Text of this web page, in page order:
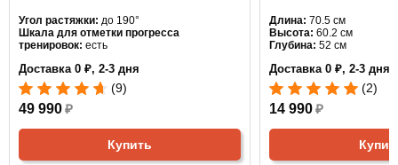
Угол растяжки: до 190°
Шкала для отметки прогресса
тренировок: есть
Доставка 0 ₽, 2-3 дня
(9)
49 990₽
Купить
Длина: 70.5 см
Высота: 60.2 см
Глубина: 52 см
Доставка 0 ₽, 2-3 дня
(2)
14 990 ₽